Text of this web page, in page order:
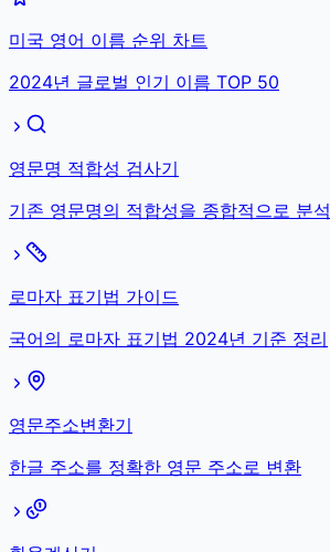
미국 영어 이름 순위 차트
2024년 글로벌 인기 이름 TOP 50
영문명 적합성 검사기
기존 영문명의 적합성을 종합적으로 분석
로마자 표기법 가이드
국어의 로마자 표기법 2024년 기준 정리
영문주소변환기
한글 주소를 정확한 영문 주소로 변환